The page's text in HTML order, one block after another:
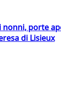
nonni, porte
di Lisieux